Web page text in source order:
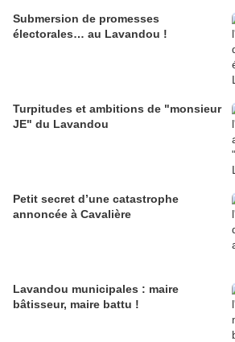
Submersion de promesses
électorales… au Lavandou !
Turpitudes et ambitions de "monsieur
JE" du Lavandou
Petit secret d’une catastrophe
annoncée à Cavalière
Lavandou municipales : maire
bâtisseur, maire battu !